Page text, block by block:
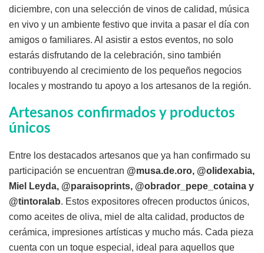
diciembre, con una selección de vinos de calidad, música
en vivo y un ambiente festivo que invita a pasar el día con
amigos o familiares. Al asistir a estos eventos, no solo
estarás disfrutando de la celebración, sino también
contribuyendo al crecimiento de los pequeños negocios
locales y mostrando tu apoyo a los artesanos de la región.
Artesanos confirmados y productos
únicos
Entre los destacados artesanos que ya han confirmado su
participación se encuentran @musa.de.oro, @olidexabia,
Miel Leyda, @paraisoprints, @obrador_pepe_cotaina y
@tintoralab. Estos expositores ofrecen productos únicos,
como aceites de oliva, miel de alta calidad, productos de
cerámica, impresiones artísticas y mucho más. Cada pieza
cuenta con un toque especial, ideal para aquellos que